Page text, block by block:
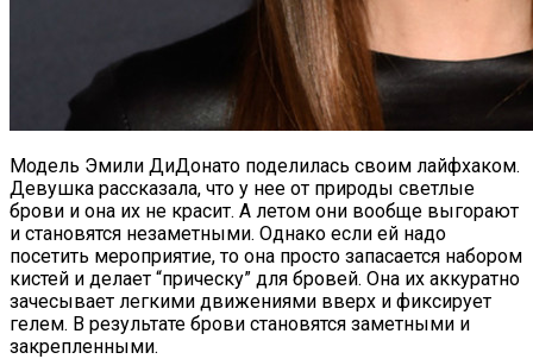
Модель Эмили ДиДонато поделилась своим лайфхаком.
Девушка рассказала, что у нее от природы светлые
брови и она их не красит. А летом они вообще выгорают
и становятся незаметными. Однако если ей надо
посетить мероприятие, то она просто запасается набором
кистей и делает “прическу” для бровей. Она их аккуратно
зачесывает легкими движениями вверх и фиксирует
гелем. В результате брови становятся заметными и
закрепленными.